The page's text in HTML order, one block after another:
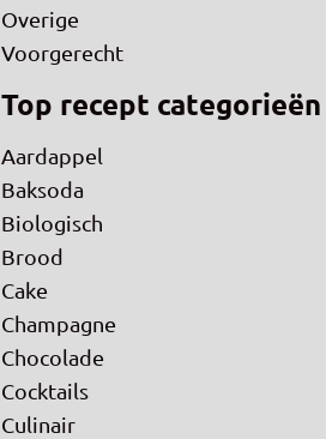
Overige
Voorgerecht
Top recept categorieën
Aardappel
Baksoda
Biologisch
Brood
Cake
Champagne
Chocolade
Cocktails
Culinair